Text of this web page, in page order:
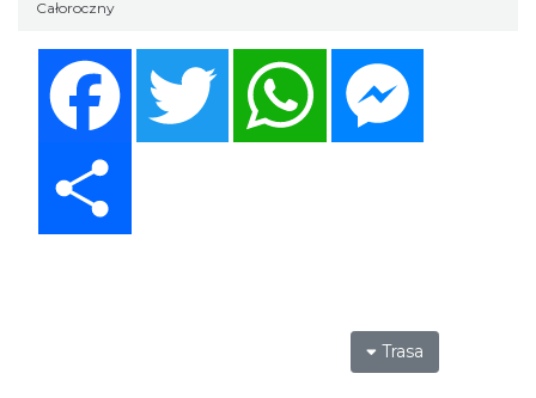
Całoroczny
Twitter WhatsApp
Trasa